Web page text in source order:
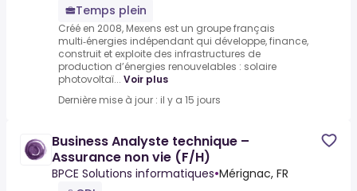
Temps plein
Créé en 2008, Mexens est un groupe français
multi‑énergies indépendant qui développe, finance,
construit et exploite des infrastructures de
production d’énergies renouvelables : solaire
photovoltaï... Voir plus
Dernière mise à jour : il y a 15 jours
Business Analyste technique –
Assurance non vie (F/H)
BPCE Solutions informatiques•Mérignac, FR